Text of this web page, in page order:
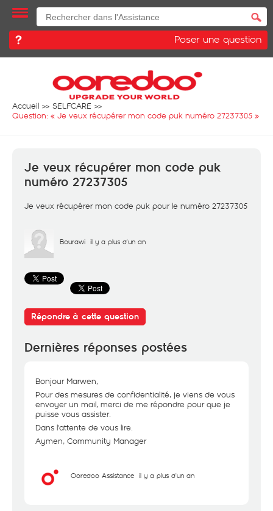
Poser une question
Accueil
SELFCARE
Question: « Je veux récupérer mon code puk numéro 27237305 »
Je veux récupérer mon code puk
numéro 27237305
Je veux récupérer mon code puk pour le numéro 27237305
Bourawi il y a plus d'un an
Répondre à cette question
Dernières réponses postées
Bonjour Marwen,
Pour des mesures de confidentialité, je viens de vous
envoyer un mail, merci de me répondre pour que je
puisse vous assister.
Dans l'attente de vous lire.
Aymen, Community Manager
Ooredoo Assistance il y a plus d'un an